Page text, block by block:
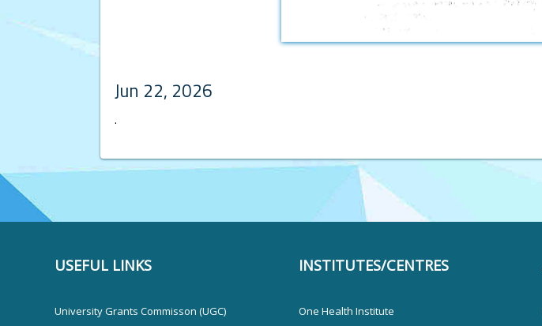
Jun 22, 2026
.
USEFUL LINKS
University Grants Commisson (UGC)
INSTITUTES/CENTRES
One Health Institute